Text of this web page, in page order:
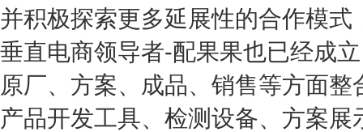
并积极探索更多延展性的合作模
垂直电商领导者-配果果也已经成
原厂、方案、成品、销售等方面
产品开发工具、检测设备、方案